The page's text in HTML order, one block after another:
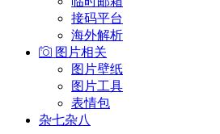
接码平台
海外解析
图片相关
图片壁纸
图片工具
表情包
杂七杂八